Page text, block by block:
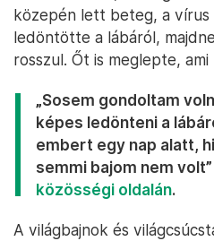
közepén lett beteg, a vírus
ledöntötte a lábáról,
rosszul. Őt is meglepte,
„Sosem gondoltam
képes ledönteni a
embert egy nap alatt,
semmi bajom nem
közösségi oldalán.
A világbajnok és